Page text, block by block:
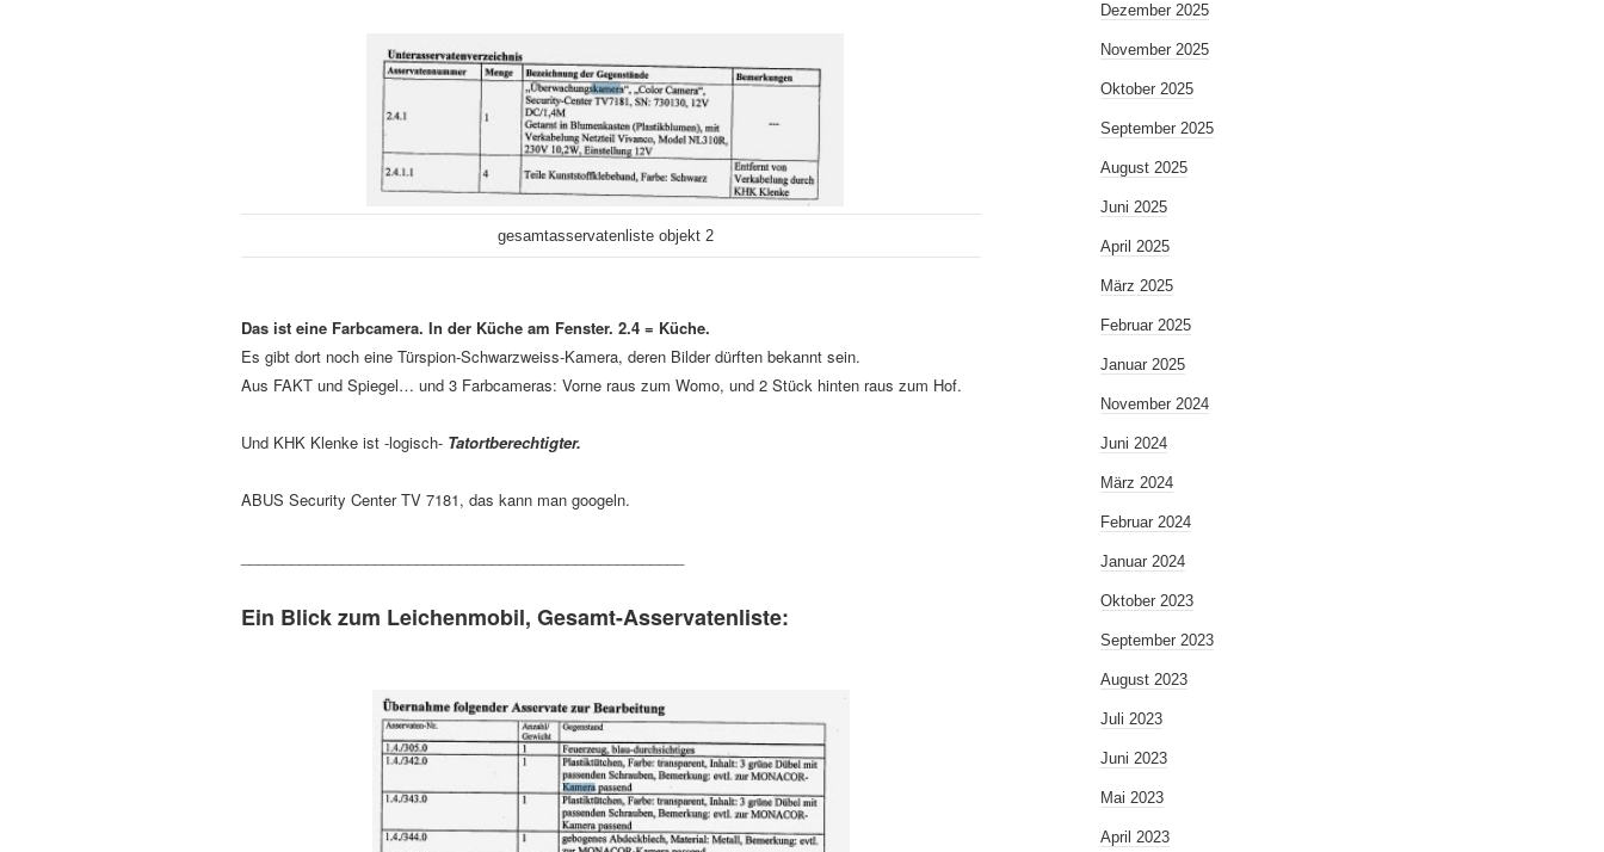
gesamtasservatenliste objekt 2
Das ist eine Farbcamera. In der Küche am Fenster. 2.4 = Küche.
Es gibt dort noch eine Türspion-Schwarzweiss-Kamera, deren Bilder dürften bekannt sein.
Aus FAKT und Spiegel… und 3 Farbcameras: Vorne raus zum Womo, und 2 Stück hinten raus zum Hof.
Und KHK Klenke ist -logisch- Tatortberechtigter.
ABUS Security Center TV 7181, das kann man googeln.
Ein Blick zum Leichenmobil, Gesamt-Asservatenliste:
Dezember 2025
November 2025
Oktober 2025
September 2025
August 2025
Juni 2025
April 2025
März 2025
Februar 2025
Januar 2025
November 2024
Juni 2024
März 2024
Februar 2024
Januar 2024
Oktober 2023
September 2023
August 2023
Juli 2023
Juni 2023
Mai 2023
April 2023